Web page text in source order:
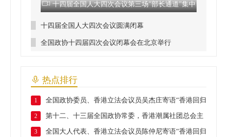
十四届全国人大四次会议第三场"部长通道"集中
采访活动正式举行
十四届全国人大四次会议圆满闭幕
全国政协十四届四次会议闭幕会在北京举行
热点排行
1 全国政协委员、香港立法会议员吴杰庄寄语“香港回归
29周年”
2 第十二、十三届全国政协常委，香港潮属社团总会主
席胡定旭寄语“香港回归29周年”
3 全国大人代表、香港立法会议员陈仲尼寄语“香港回归